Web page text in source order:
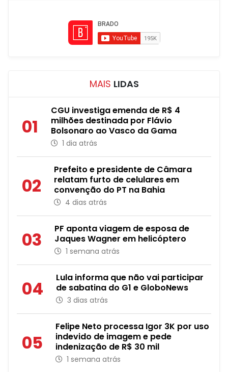
MAIS LIDAS
01
CGU investiga emenda de R$ 4
milhões destinada por Flávio
Bolsonaro ao Vasco da Gama
1 dia atrás
02
Prefeito e presidente de Câmara
relatam furto de celulares em
convenção do PT na Bahia
4 dias atrás
03
PF aponta viagem de esposa de
Jaques Wagner em helicóptero
1 semana atrás
04
Lula informa que não vai participar
de sabatina do G1 e GloboNews
3 dias atrás
05
Felipe Neto processa Igor 3K por uso
indevido de imagem e pede
indenização de R$ 30 mil
1 semana atrás